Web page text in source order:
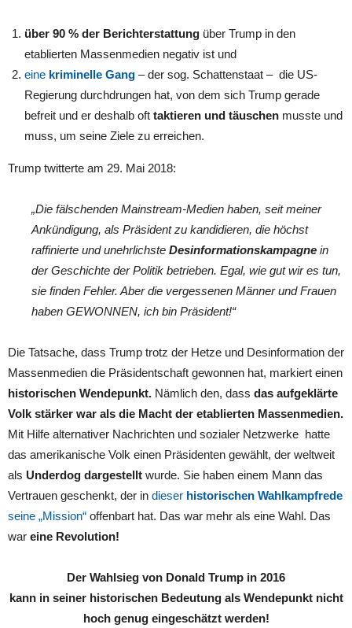
über 90 % der Berichterstattung über Trump in den
etablierten Massenmedien negativ ist und
eine kriminelle Gang – der sog. Schattenstaat – die US-
Regierung durchdrungen hat, von dem sich Trump gerade
befreit und er deshalb oft taktieren und täuschen musste und
muss, um seine Ziele zu erreichen.
Trump twitterte am 29. Mai 2018:
„Die fälschenden Mainstream-Medien haben, seit meiner
Ankündigung, als Präsident zu kandidieren, die höchst
raffinierte und unehrlichste Desinformationskampagne in
der Geschichte der Politik betrieben. Egal, wie gut wir es tun,
sie finden Fehler. Aber die vergessenen Männer und Frauen
haben GEWONNEN, ich bin Präsident!“
Die Tatsache, dass Trump trotz der Hetze und Desinformation der
Massenmedien die Präsidentschaft gewonnen hat, markiert einen
historischen Wendepunkt. Nämlich den, dass das aufgeklärte
Volk stärker war als die Macht der etablierten Massenmedien.
Mit Hilfe alternativer Nachrichten und sozialer Netzwerke hatte
das amerikanische Volk einen Präsidenten gewählt, der weltweit
als Underdog dargestellt wurde. Sie haben einem Mann das
Vertrauen geschenkt, der in dieser historischen Wahlkampfrede
seine „Mission“ offenbart hat. Das war mehr als eine Wahl. Das
war eine Revolution!
Der Wahlsieg von Donald Trump in 2016
kann in seiner historischen Bedeutung als Wendepunkt nicht
hoch genug eingeschätzt werden!